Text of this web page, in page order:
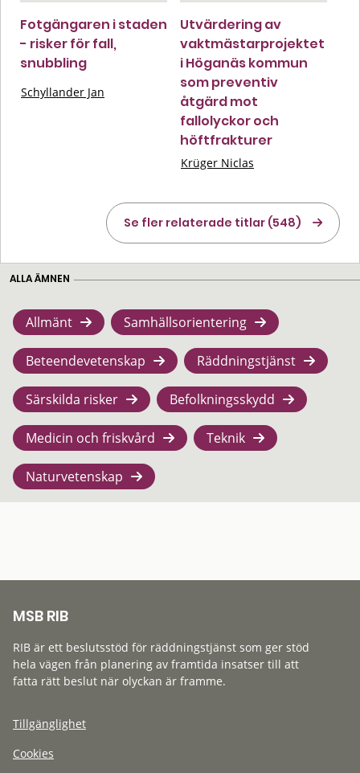
Fotgängaren i staden
- risker för fall,
snubbling
Schyllander Jan
Utvärdering av
vaktmästarprojektet
i Höganäs kommun
som preventiv
åtgärd mot
fallolyckor och
höftfrakturer
Krüger Niclas
Se fler relaterade titlar (548)
ALLA ÄMNEN
Allmänt Samhällsorientering
Beteendevetenskap Räddningstjänst
Särskilda risker Befolkningsskydd
Medicin och friskvård Teknik
Naturvetenskap
MSB RIB
RIB är ett beslutsstöd för räddningstjänst som ger stöd
hela vägen från planering av framtida insatser till att
fatta rätt beslut när olyckan är framme.
Tillgänglighet
Cookies